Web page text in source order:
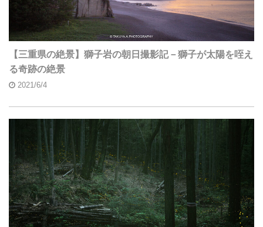
【三重県の絶景】獅子岩の朝日撮影記－獅子が太陽を咥え
る奇跡の絶景
2021/6/4